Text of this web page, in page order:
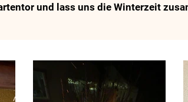
und lass uns die Winterzeit